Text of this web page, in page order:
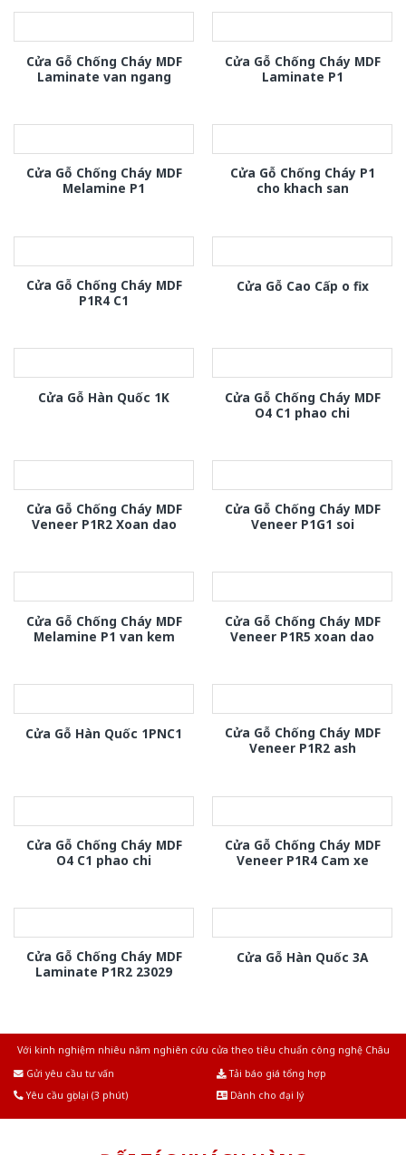
Cửa Gỗ Chống Cháy MDF
Laminate van ngang
Cửa Gỗ Chống Cháy MDF
Laminate P1
Cửa Gỗ Chống Cháy MDF
Melamine P1
Cửa Gỗ Chống Cháy P1
cho khach san
Cửa Gỗ Chống Cháy MDF
P1R4 C1
Cửa Gỗ Cao Cấp o fix
Cửa Gỗ Hàn Quốc 1K
Cửa Gỗ Chống Cháy MDF
O4 C1 phao chi
Cửa Gỗ Chống Cháy MDF
Veneer P1R2 Xoan dao
Cửa Gỗ Chống Cháy MDF
Veneer P1G1 soi
Cửa Gỗ Chống Cháy MDF
Melamine P1 van kem
Cửa Gỗ Chống Cháy MDF
Veneer P1R5 xoan dao
Cửa Gỗ Hàn Quốc 1PNC1
Cửa Gỗ Chống Cháy MDF
Veneer P1R2 ash
Cửa Gỗ Chống Cháy MDF
O4 C1 phao chi
Cửa Gỗ Chống Cháy MDF
Veneer P1R4 Cam xe
Cửa Gỗ Chống Cháy MDF
Laminate P1R2 23029
Cửa Gỗ Hàn Quốc 3A
Với kinh nghiệm nhiêu năm nghiên cứu cửa theo tiêu chuẩn công nghệ Châu
Gửi yêu cầu tư vấn
Tải báo giá tổng hợp
Yêu cầu gọi lại (3 phút)
Dành cho đại lý